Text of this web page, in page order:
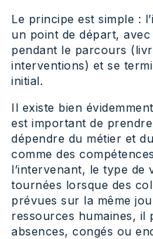
Le principe est simple :
un point de départ,
pendant le parcours
interventions) et se
initial.
Il existe bien
est important de
dépendre du métier et
comme des
l’intervenant, le type de
tournées lorsque des
prévues sur la même
ressources humaines, il
absences, congés ou